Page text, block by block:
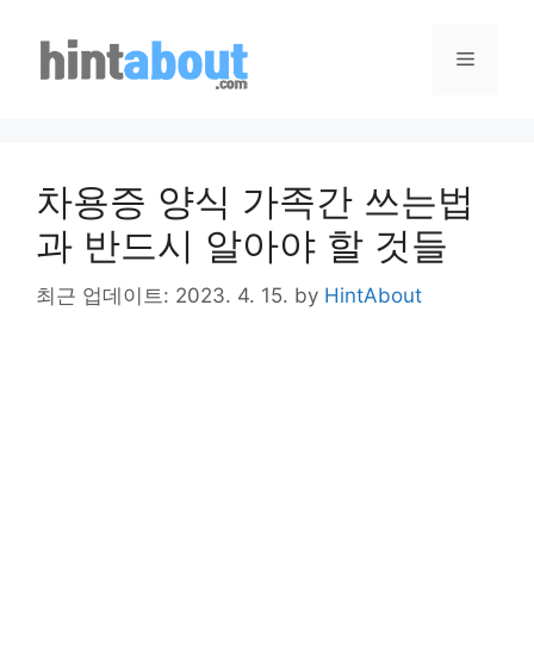
content
Menu
차용증 양식 가족간 쓰는법
과 반드시 알아야 할 것들
최근 업데이트: 2023. 4. 15. by HintAbout